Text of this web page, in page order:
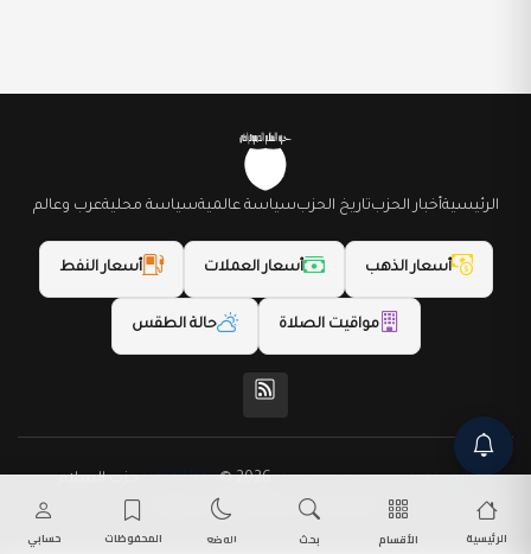
الرئيسيةأخبار الحزبتاريخ الحزبسياسة عالميةسياسة محليةعرب وعالم
أسعار الذهب أسعار العملات أسعار النفط
مواقيت الصلاة حالة الطقس
(المظهر) تم تصميمه من قِبل LightWeb2
© 2026 حزب السلام
الديمقراطي. جميع الحقوق محفوظة.
الرئيسية الأقسام بحث الوضع المحفوظات حسابي